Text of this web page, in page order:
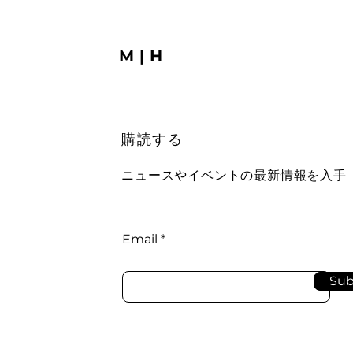
M|H
購読する
ニュースやイベントの最新情報を入手
Email